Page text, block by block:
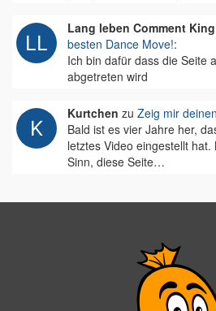
Lang leben Comment King
besten Dance Move!:
Ich bin dafür dass die Seite
abgetreten wird
Kurtchen zu Zeig mir
Bald ist es vier Jahre her,
letztes Video eingestellt
Sinn, diese Seite…